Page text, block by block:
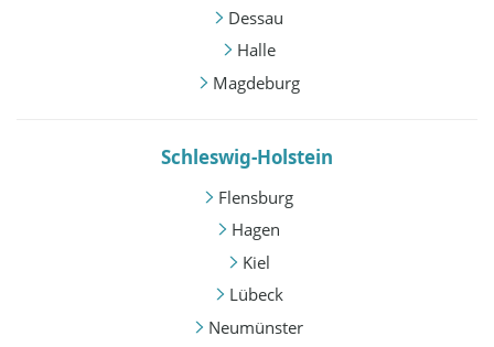
Dessau
Halle
Magdeburg
Schleswig-Holstein
Flensburg
Hagen
Kiel
Lübeck
Neumünster